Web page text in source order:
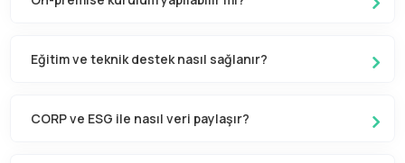
Eğitim ve teknik destek nasıl sağlanır?
CORP ve ESG ile nasıl veri paylaşır?